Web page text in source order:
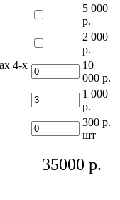
5 000
р.
2 000
р.
4-х
10
000 р.
1 000
р.
300 р.
шт
35000 р.